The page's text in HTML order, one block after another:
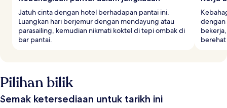
Jatuh cinta dengan hotel berhadapan pantai ini.
Luangkan hari berjemur dengan mendayung atau
parasailing, kemudian nikmati koktel di tepi ombak di
bar pantai.
dengan
Pilihan bilik
Semak ketersediaan untuk tarikh ini